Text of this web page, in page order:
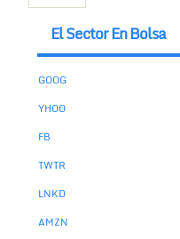
El Sector En Bolsa
GOOG
YHOO
FB
TWTR
LNKD
AMZN